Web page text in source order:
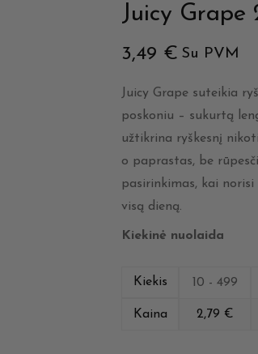
Juicy
3,49 € Su PVM
Juicy Grape suteikia
poskoniu – sukurtą
užtikrina ryškesnį
o paprastas, be
pasirinkimas, kai
visą dieną.
Kiekinė nuolaida
Kiekis 10 - 499
Kaina 2,79 €